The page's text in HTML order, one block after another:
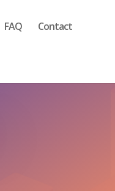
FAQ Contact